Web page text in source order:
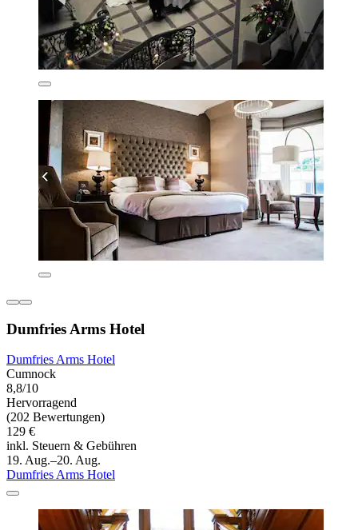
Dumfries Arms Hotel
Dumfries Arms Hotel
Cumnock
8,8/10
Hervorragend
(202 Bewertungen)
129 €
inkl. Steuern & Gebühren
19. Aug.–20. Aug.
Dumfries Arms Hotel